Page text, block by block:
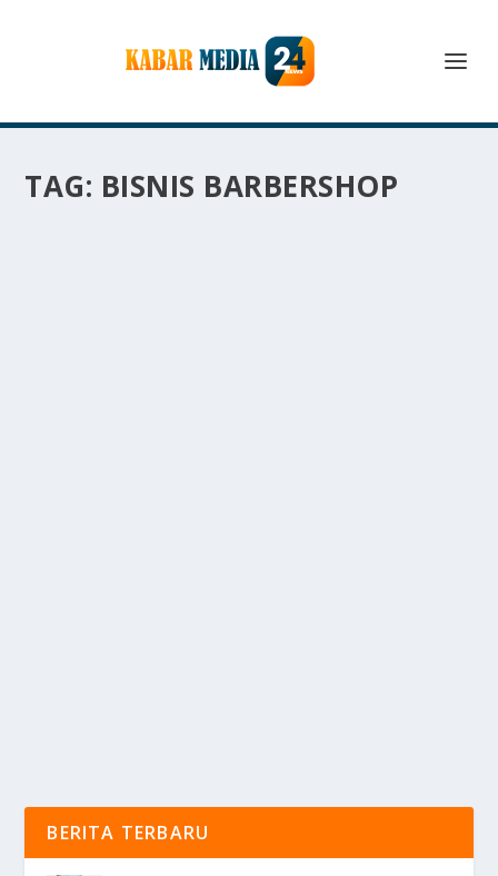
TAG: BISNIS BARBERSHOP
BERITA TERBARU